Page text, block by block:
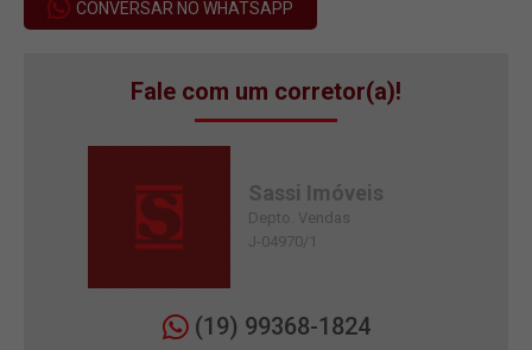
CONVERSAR NO WHATSAPP
Fale com um corretor(a)!
Sassi Imóveis
Depto. Vendas
J-04970/1
(19) 99368-1824